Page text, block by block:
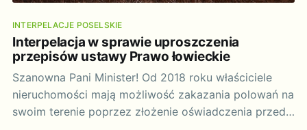
INTERPELACJE POSELSKIE
Interpelacja w sprawie uproszczenia
przepisów ustawy Prawo łowieckie
Szanowna Pani Minister! Od 2018 roku właściciele
nieruchomości mają możliwość zakazania polowań na
swoim terenie poprzez złożenie oświadczenia przed